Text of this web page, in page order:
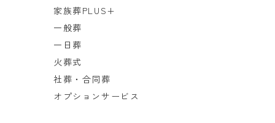
家族葬PLUS+
一般葬
一日葬
火葬式
社葬・合同葬
オプションサービス